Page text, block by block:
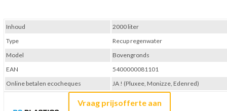
Vraag prijsofferte aan
Inhoud
2000 liter
Type
Recup regenwater
Model
Bovengronds
EAN
5400000081101
Online betalen ecocheques
JA ! (Pluxee, Monizze, Edenred)